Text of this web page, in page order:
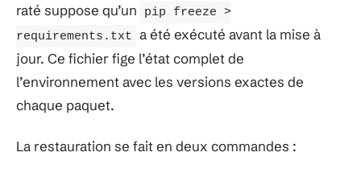
raté suppose qu’un
pip freeze >
requirements.txt a été exécuté avant la mise à
jour. Ce fichier fige l’état complet de
l’environnement avec les versions exactes de
chaque paquet.
La restauration se fait en deux commandes :